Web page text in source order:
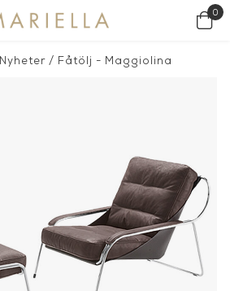
0
Nyheter/ Fåtölj - Maggiolina